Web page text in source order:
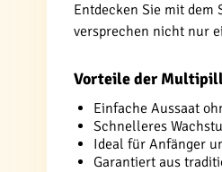
Entdecken Sie mit dem
versprechen nicht nur
Vorteile der
Einfache Aussaat
Schnelleres
Ideal für Anfänger
Garantiert aus